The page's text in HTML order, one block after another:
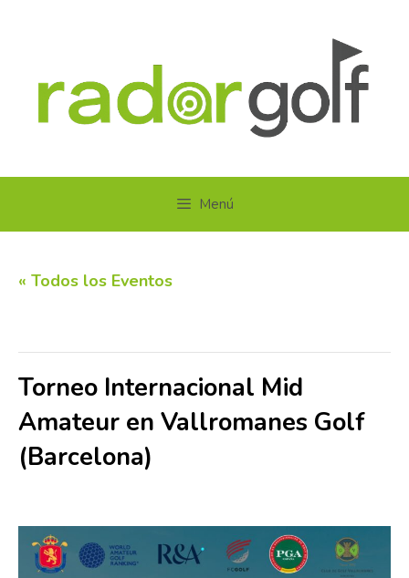
Menú
« Todos los Eventos
Torneo Internacional Mid
Amateur en Vallromanes Golf
(Barcelona)